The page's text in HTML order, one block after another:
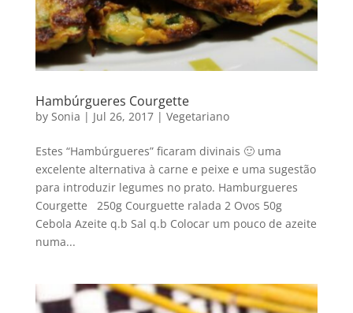
Hambúrgueres Courgette
by Sonia | Jul 26, 2017| Vegetariano
Estes “Hambúrgueres” ficaram divinais 🙂 uma
excelente alternativa à carne e peixe e uma sugestão
para introduzir legumes no prato. Hamburgueres
Courgette 250g Courguette ralada 2 Ovos 50g
Cebola Azeite q.b Sal q.b Colocar um pouco de azeite
numa...